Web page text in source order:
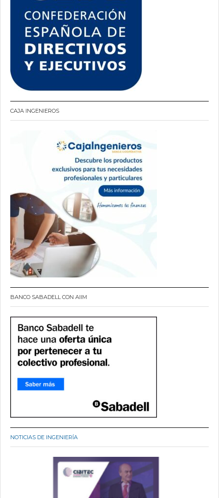
CAJA INGENIEROS
BANCO SABADELL CON AIIM
NOTICIAS DE INGENIERÍA